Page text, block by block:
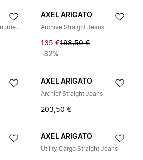
Zine Jeans met Geborduurde Patch
AXEL ARIGATO
Archive Straight Jeans
135 €198,50 €
-32%
AXEL ARIGATO
Archief Straight Jeans
203,50 €
AXEL ARIGATO
Utility Cargo Straight Jeans